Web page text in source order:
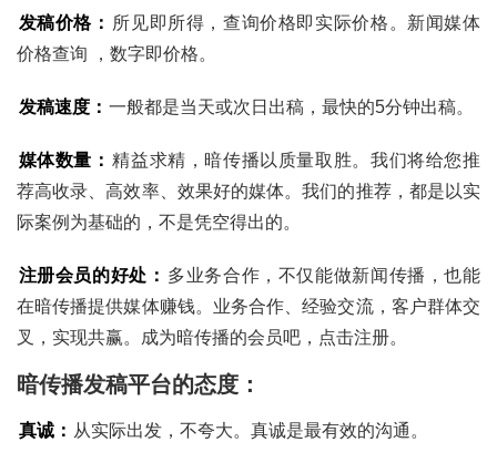
发稿价格： 所见即所得，查询价格即实际价格。新闻媒体
价格查询 ，数字即价格。
发稿速度： 一般都是当天或次日出稿，最快的5分钟出稿。
媒体数量： 精益求精，暗传播以质量取胜。我们将给您推
荐高收录、高效率、效果好的媒体。我们的推荐，都是以实
际案例为基础的，不是凭空得出的。
注册会员的好处： 多业务合作，不仅能做新闻传播，也能
在暗传播提供媒体赚钱。业务合作、经验交流，客户群体交
叉，实现共赢。成为暗传播的会员吧，点击注册。
暗传播发稿平台的态度：
真诚： 从实际出发，不夸大。真诚是最有效的沟通。